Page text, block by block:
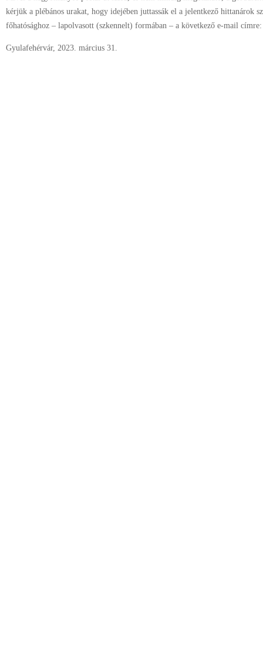
kérjük a plébános urakat, hogy idejében juttassák el a jelentkező hittanárok
főhatósághoz – lapolvasott (szkennelt) formában – a következő e-mail
Gyulafehérvár, 2023. március 31.